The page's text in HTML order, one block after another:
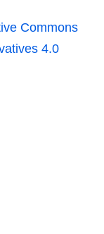
Commons
4.0